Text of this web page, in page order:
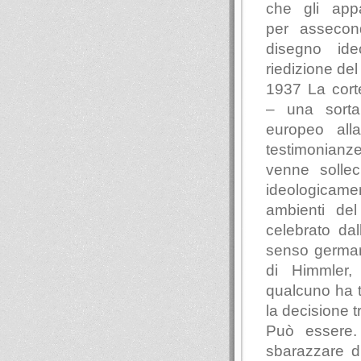
che gli
per
disegno
riedizione
1937 La
– una
europeo
venne
ambienti
celebrato
senso
di Himmler,
qualcuno ha
la decisione
Può
sbarazzare